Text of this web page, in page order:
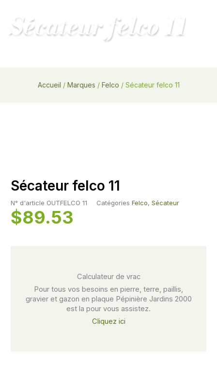
Menu
MENU
Sécateur felco 11
Accueil / Marques / Felco / Sécateur felco 11
Sécateur felco 11
N° d'article OUTFELCO 11 Catégories Felco, Sécateur
$89.53
Calculateur de vrac​
Pour tous vos besoins en pierre, terre, paillis,
gravier et gazon en plaque Pépinière Jardins 2000
est la pour vous assistez.
Cliquez ici